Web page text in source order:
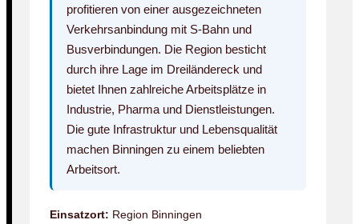
profitieren von einer ausgezeichneten
Verkehrsanbindung mit S-Bahn und
Busverbindungen. Die Region besticht
durch ihre Lage im Dreiländereck und
bietet Ihnen zahlreiche Arbeitsplätze in
Industrie, Pharma und Dienstleistungen.
Die gute Infrastruktur und Lebensqualität
machen Binningen zu einem beliebten
Arbeitsort.
Einsatzort: Region Binningen